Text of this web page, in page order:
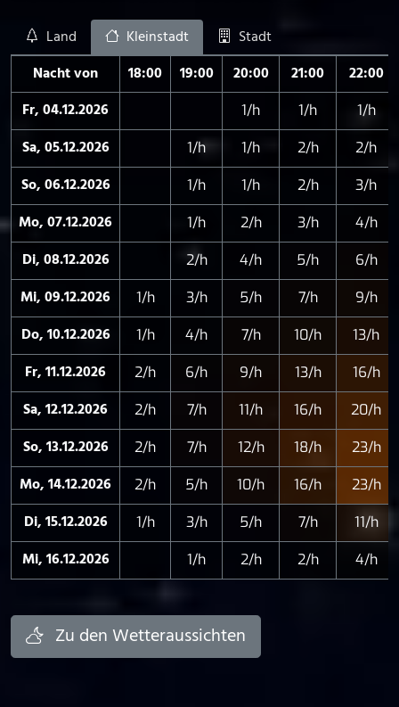
Land Kleinstadt
Stadt
Nacht von
18:00 19:00 20:00 21:00
22:00
Fr, 04.12.2026
1/h 1/h 1/h
Sa, 05.12.2026 1/h 1/h 2/h 2/h
So, 06.12.2026 1/h 1/h 2/h 3/h
Mo, 07.12.2026 1/h 2/h 3/h 4/h
Di, 08.12.2026 2/h 4/h 5/h 6/h
Mi, 09.12.2026 1/h 3/h 5/h 7/h 9/h
Do, 10.12.2026 1/h 4/h 7/h 10/h 13/h
Fr, 11.12.2026 2/h 6/h 9/h 13/h 16/h
Sa, 12.12.2026 2/h 7/h 11/h 16/h 20/h
So, 13.12.2026 2/h 7/h 12/h 18/h 23/h
Mo, 14.12.2026 2/h 5/h 10/h 16/h 23/h
Di, 15.12.2026 1/h 3/h 5/h 7/h 11/h
Mi, 16.12.2026 1/h 2/h 2/h 4/h
Zu den Wetteraussichten